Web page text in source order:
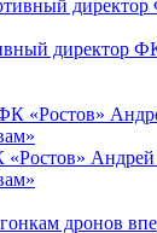
директор